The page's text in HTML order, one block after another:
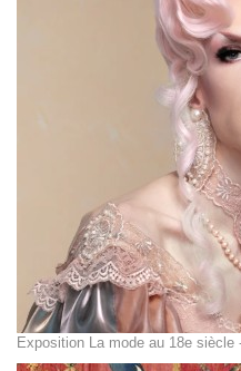
Exposition La mode au 18e siècle